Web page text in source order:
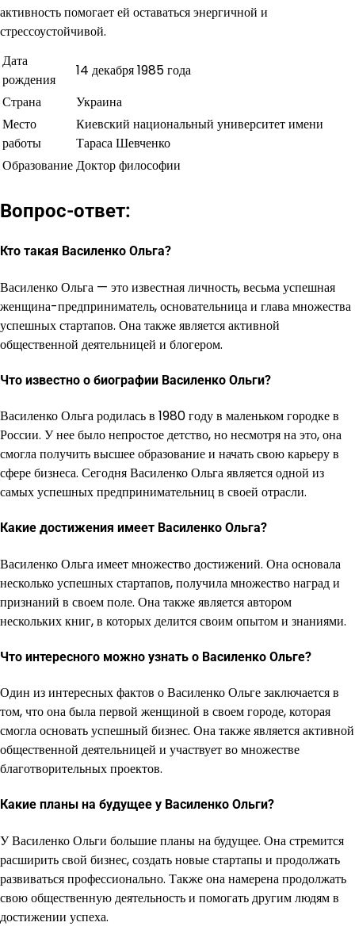
активность помогает ей оставаться энергичной и
стрессоустойчивой.
Дата
рождения
14 декабря 1985 года
Страна
Украина
Место
работы
Киевский национальный университет имени
Тараса Шевченко
ОбразованиеДоктор философии
Вопрос-ответ:
Кто такая Василенко Ольга?
Василенко Ольга — это известная личность, весьма успешная
женщина-предприниматель, основательница и глава множества
успешных стартапов. Она также является активной
общественной деятельницей и блогером.
Что известно о биографии Василенко Ольги?
Василенко Ольга родилась в 1980 году в маленьком городке в
России. У нее было непростое детство, но несмотря на это, она
смогла получить высшее образование и начать свою карьеру в
сфере бизнеса. Сегодня Василенко Ольга является одной из
самых успешных предпринимательниц в своей отрасли.
Какие достижения имеет Василенко Ольга?
Василенко Ольга имеет множество достижений. Она основала
несколько успешных стартапов, получила множество наград и
признаний в своем поле. Она также является автором
нескольких книг, в которых делится своим опытом и знаниями.
Что интересного можно узнать о Василенко Ольге?
Один из интересных фактов о Василенко Ольге заключается в
том, что она была первой женщиной в своем городе, которая
смогла основать успешный бизнес. Она также является активной
общественной деятельницей и участвует во множестве
благотворительных проектов.
Какие планы на будущее у Василенко Ольги?
У Василенко Ольги большие планы на будущее. Она стремится
расширить свой бизнес, создать новые стартапы и продолжать
развиваться профессионально. Также она намерена продолжать
свою общественную деятельность и помогать другим людям в
достижении успеха.